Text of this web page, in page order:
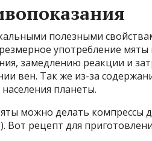
полезными
употребление
замедлению реакции и
вен. Так же из-за
планеты.
можно делать компрессы
Вот рецепт для